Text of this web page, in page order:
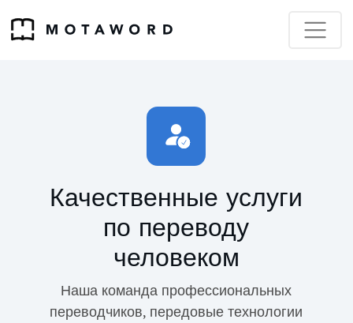
Качественные услуги
по переводу
человеком
Наша команда профессиональных
переводчиков, передовые технологии